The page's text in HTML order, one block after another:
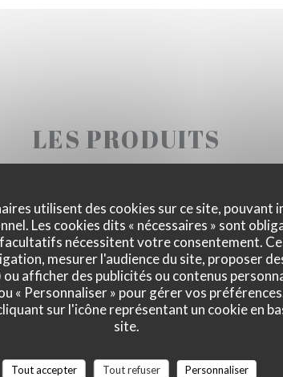
utilisent des cookies sur ce site, pouvant
Les cookies dits « nécessaires » sont
nécessitent votre consentement.
mesurer l'audience du site, proposer
afficher des publicités ou contenus
« Personnaliser » pour gérer vos
sur l'icône représentant un cookie en
site.
Tout accepter Tout refuser
Personnaliser
LES PRODUITS